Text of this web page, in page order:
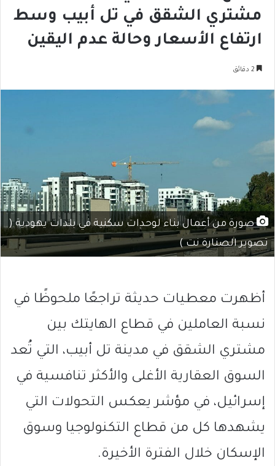
مشتري الشقق في تل أبيب وسط
ارتفاع الأسعار وحالة عدم اليقين
صورة من أعمال بناء لوحدات سكنية في بلدات يهودية (
تصوير الصنارة نت )
أظهرت معطيات حديثة تراجعًا ملحوظًا في
نسبة العاملين في قطاع الهايتك بين
مشتري الشقق في مدينة تل أبيب، التي تُعد
السوق العقارية الأغلى والأكثر تنافسية في
إسرائيل، في مؤشر يعكس التحولات التي
يشهدها كل من قطاع التكنولوجيا وسوق
الإسكان خلال الفترة الأخيرة.